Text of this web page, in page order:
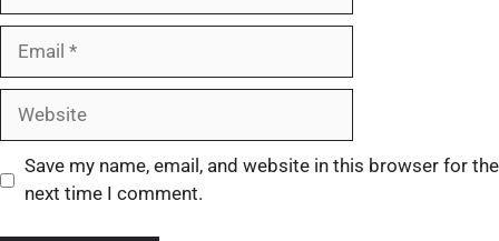
Save my name, email, and website in this browser for the
next time I comment.